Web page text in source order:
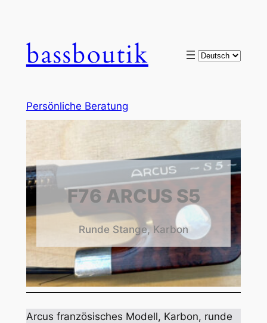
bassboutik
Choose
Persönliche Beratung
F76 ARCUS S5
Runde Stange, Karbon
Arcus französisches Modell, Karbon, runde